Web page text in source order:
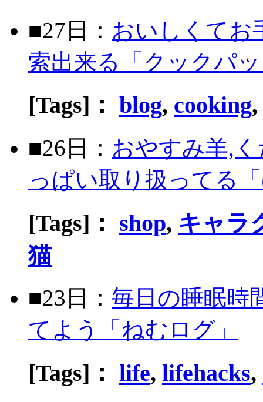
■27日： おいしくてお
索出来る「クックパ
[Tags]： blog, cooking,
■26日： おやすみ羊,
っぱい取り扱ってる
[Tags]： shop, キャラ
猫
■23日： 毎日の睡眠時
てよう「ねむログ」
[Tags]： life, lifehacks,